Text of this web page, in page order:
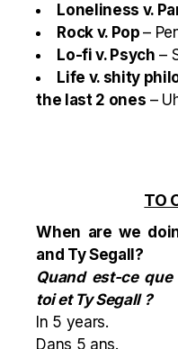
Loneliness v.
Rock v. Pop–
Lo-fi v. Psych –
Life v. shity
the last 2 ones –
TO
When are we
and Ty Segall?
Quand est-ce
toi et Ty Segall ?
In 5 years.
Dans 5 ans.